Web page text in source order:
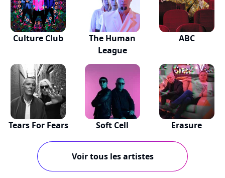
Culture Club
The Human
League
ABC
Tears For Fears Soft Cell Erasure
Voir tous les artistes